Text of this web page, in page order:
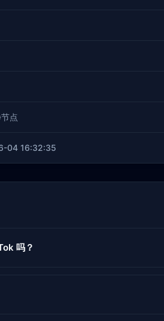
点
04 16:32:35
吗？